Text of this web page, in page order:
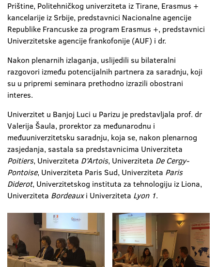
Prištine, Politehničkog univerziteta iz Tirane, Erasmus +
kancelarije iz Srbije, predstavnici Nacionalne agencije
Republike Francuske za program Erasmus +, predstavnici
Univerzitetske agencije frankofonije (AUF) i dr.
Nakon plenarnih izlaganja, uslijedili su bilateralni
razgovori između potencijalnih partnera za saradnju, koji
su u pripremi seminara prethodno izrazili obostrani
interes.
Univerzitet u Banjoj Luci u Parizu je predstavljala prof. dr
Valerija Šaula, prorektor za međunarodnu i
međuuniverzitetsku saradnju, koja se, nakon plenarnog
zasjedanja, sastala sa predstavnicima Univerziteta
Poitiers, Univerziteta D’Artois, Univerziteta De Cergy-
Pontoise, Univerziteta Paris Sud, Univerziteta Paris
Diderot, Univerzitetskog instituta za tehnologiju iz Liona,
Univerziteta Bordeauxi Univerziteta Lyon 1.